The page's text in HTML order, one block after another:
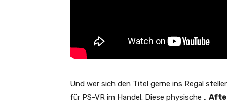
Und wer sich den Titel gerne ins Regal
für PS-VR im Handel. Diese physische „